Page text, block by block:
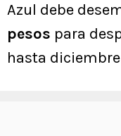
Azul debe
pesos para
hasta